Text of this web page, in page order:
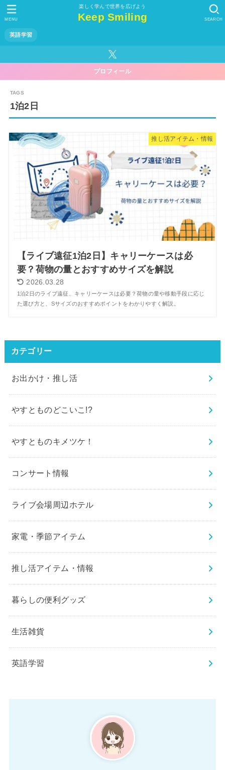
楽しく学んで世界を広げよう
Keep Smiling
英語学習
SEARCH
MENU
プロフィール
1泊2日
推し活アイテム・情報
【ライブ遠征1泊2日】キャリーケースは必
要？荷物の量とおすすめサイズを解説
2026.03.28
1泊2日のライブ遠征、キャリーケースは必要？荷物の量や移動手段に応じ
た選び方と、Sサイズのおすすめポイントをわかりやすく解説。
カテゴリー
お出かけ・推し活
やすとものどこいこ!?
やすとものキメツケ！
コンサート情報
ライブ会場周辺ホテル
家電・季節アイテム
推し活アイテム・情報
暮らしの便利グッズ
生活雑貨
英語学習